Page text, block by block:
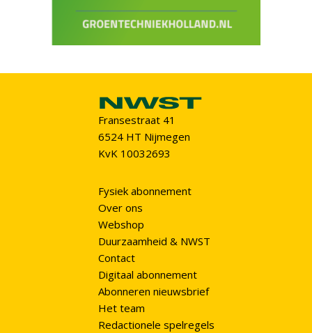
Fransestraat 41
6524 HT Nijmegen
KvK 10032693
Fysiek abonnement
Over ons
Webshop
Duurzaamheid & NWST
Contact
Digitaal abonnement
Abonneren nieuwsbrief
Het team
Redactionele spelregels